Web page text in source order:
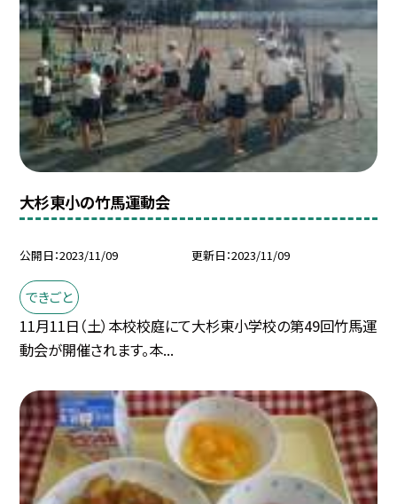
大杉東小の竹馬運動会
公開日 2023/11/09 更新日 2023/11/09
できごと
11月11日（土）本校校庭にて大杉東小学校の第49回竹馬運
動会が開催されます。本...